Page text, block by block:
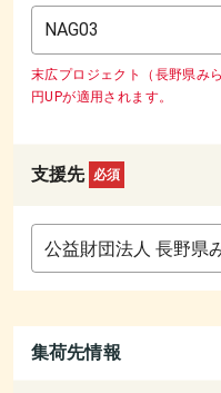
末広プロジェクト（長野県み
円UPが適用されます。
支援先 必須
公益財団法人 長野県
集荷先情報